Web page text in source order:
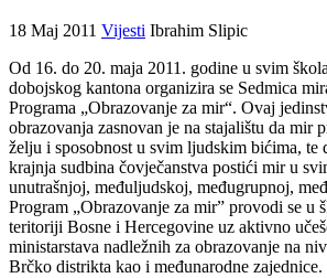
18 Maj 2011 Vijesti Ibrahim Slipic
Od 16. do 20. maja 2011. godine u svim
dobojskog kantona organizira se Sedmica
Programa „Obrazovanje za mir“. Ovaj
obrazovanja zasnovan je na stajalištu da mir
želju i sposobnost u svim ljudskim bićima, te
krajnja sudbina čovječanstva postići mir u
unutrašnjoj, međuljudskoj, međugrupnoj,
Program „Obrazovanje za mir” provodi se u
teritoriji Bosne i Hercegovine uz aktivno
ministarstava nadležnih za obrazovanje na
Brčko distrikta kao i međunarodne zajednice.